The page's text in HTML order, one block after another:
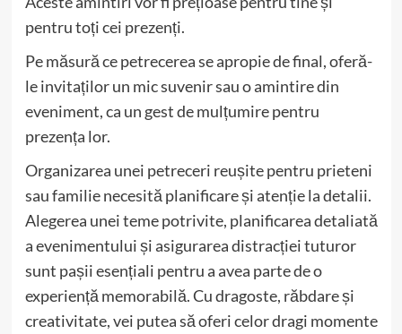
pentru toți cei prezenți.
Pe măsură ce petrecerea se apropie de final, oferă-
le invitaților un mic suvenir sau o amintire din
eveniment, ca un gest de mulțumire pentru
prezența lor.
Organizarea unei petreceri reușite pentru prieteni
sau familie necesită planificare și atenție la detalii.
Alegerea unei teme potrivite, planificarea detaliată
a evenimentului și asigurarea distracției tuturor
sunt pașii esențiali pentru a avea parte de o
experiență memorabilă. Cu dragoste, răbdare și
creativitate, vei putea să oferi celor dragi momente